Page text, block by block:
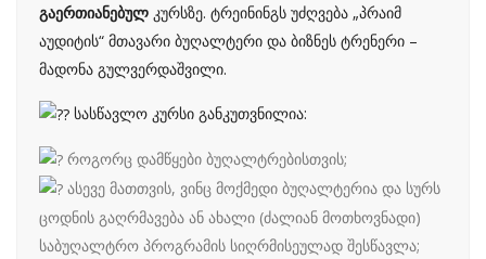
გაერთიანებულ კურსზე. ტრეინინგს უძღვება „პრაიმ
აუდიტის“ მთავარი ბუღალტერი და ბიზნეს ტრენერი –
მადონა გულვერდაშვილი.
სასწავლო კურსი განკუთვნილია:
როგორც დამწყები ბუღალტრებისთვის;
ასევე მათთვის, ვინც მოქმედი ბუღალტერია და სურს
ცოდნის გაღრმავება ან ახალი (ძალიან მოთხოვნადი)
საბუღალტრო პროგრამის სიღრმისეულად შესწავლა;